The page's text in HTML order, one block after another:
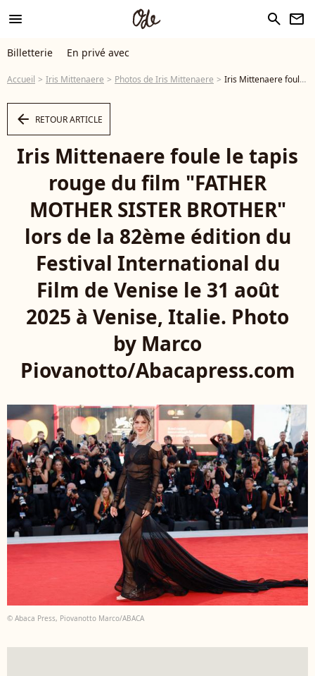
menu search newsletter
Billetterie En privé avec
Accueil Iris Mittenaere Photos de Iris Mittenaere Iris Mittenaere foule le tapis rouge du film "FATHER MOTHER SISTER BROTHER" lors de la 82ème édition du Festival International du Film de Venise le 31 août 2025 à Venise, Italie. Photo by Marco Piovanotto/Abacapress.com - Photo
arrow_left RETOUR ARTICLE
Iris Mittenaere foule le tapis
rouge du film "FATHER
MOTHER SISTER BROTHER"
lors de la 82ème édition du
Festival International du
Film de Venise le 31 août
2025 à Venise, Italie. Photo
by Marco
Piovanotto/Abacapress.com
© Abaca Press, Piovanotto Marco/ABACA